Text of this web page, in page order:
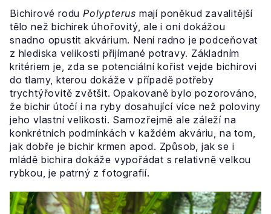
Bichirové rodu Polypterus mají poněkud zavalitější
tělo než bichirek úhořovitý, ale i oni dokážou
snadno opustit akvárium. Není radno je podceňovat
z hlediska velikosti přijímané potravy. Základním
kritériem je, zda se potenciální kořist vejde bichirovi
do tlamy, kterou dokáže v případě potřeby
trychtýřovitě zvětšit. Opakovaně bylo pozorováno,
že bichir útočí i na ryby dosahující více než poloviny
jeho vlastní velikosti. Samozřejmě ale záleží na
konkrétních podmínkách v každém akváriu, na tom,
jak dobře je bichir krmen apod. Způsob, jak se i
mládě bichira dokáže vypořádat s relativně velkou
rybkou, je patrný z fotografií.